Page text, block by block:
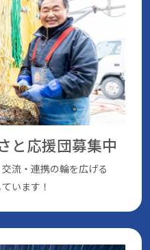
と応援団募集中
流・連携の輪を広げる
います！